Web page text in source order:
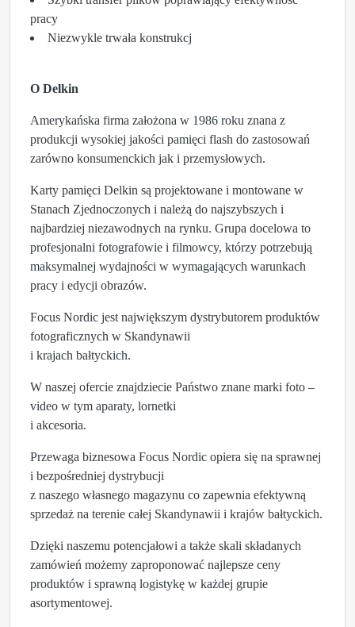
pracy
Niezwykle trwała konstrukcj
O Delkin
Amerykańska firma założona w 1986 roku znana z
produkcji wysokiej jakości pamięci flash do zastosowań
zarówno konsumenckich jak i przemysłowych.
Karty pamięci Delkin są projektowane i montowane w
Stanach Zjednoczonych i należą do najszybszych i
najbardziej niezawodnych na rynku. Grupa docelowa to
profesjonalni fotografowie i filmowcy, którzy potrzebują
maksymalnej wydajności w wymagających warunkach
pracy i edycji obrazów.
Focus Nordic jest największym dystrybutorem produktów
fotograficznych w Skandynawii
i krajach bałtyckich.
W naszej ofercie znajdziecie Państwo znane marki foto –
video w tym aparaty, lornetki
i akcesoria.
Przewaga biznesowa Focus Nordic opiera się na sprawnej
i bezpośredniej dystrybucji
z naszego własnego magazynu co zapewnia efektywną
sprzedaż na terenie całej Skandynawii i krajów bałtyckich.
Dzięki naszemu potencjałowi a także skali składanych
zamówień możemy zaproponować najlepsze ceny
produktów i sprawną logistykę w każdej grupie
asortymentowej.